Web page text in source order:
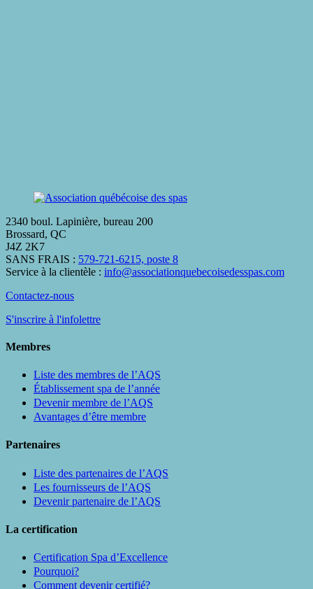
2340 boul. Lapinière, bureau 200
Brossard, QC
J4Z 2K7
SANS FRAIS : 579-721-6215, poste 8
Service à la clientèle : info@associationquebecoisedesspas.com
Contactez-nous
S'inscrire à l'infolettre
Membres
Liste des membres de l’AQS
Établissement spa de l’année
Devenir membre de l’AQS
Avantages d’être membre
Partenaires
Liste des partenaires de l’AQS
Les fournisseurs de l’AQS
Devenir partenaire de l’AQS
La certification
Certification Spa d’Excellence
Pourquoi?
Comment devenir certifié?